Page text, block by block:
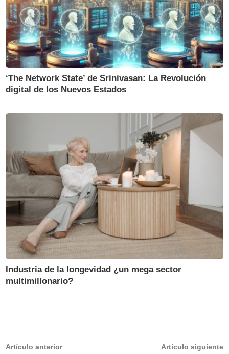
‘The Network State’ de Srinivasan: La Revolución
digital de los Nuevos Estados
Industria de la longevidad ¿un mega sector
multimillonario?
Navegación
Artículo anteriorArtículo Artículo siguiente